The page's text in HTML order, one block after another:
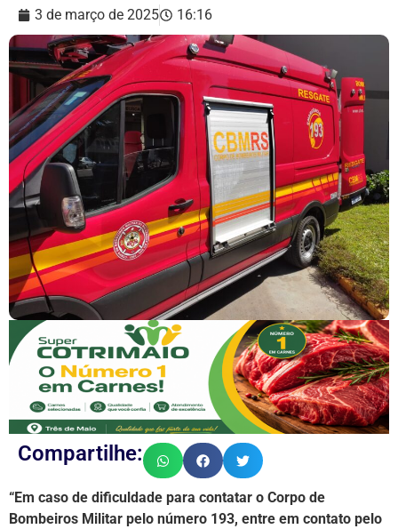
3 de março de 2025 16:16
Compartilhe:
“Em caso de dificuldade para contatar o Corpo de
Bombeiros Militar pelo número 193, entre em contato pelo